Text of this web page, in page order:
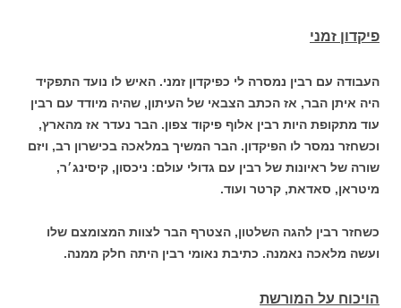
פיקדון זמני
העבודה עם רבין נמסרה לי כפיקדון זמני. האיש לו נועד התפקיד
היה איתן הבר, אז הכתב הצבאי של העיתון, שהיה מיודד עם רבין
עוד מתקופת היות רבין אלוף פיקוד צפון. הבר נעדר אז מהארץ,
וכשחזר נמסר לו הפיקדון. הבר המשיך במלאכה בכישרון רב, ויזם
שורה של ראיונות של רבין עם גדולי עולם: ניכסון, קיסינג׳ר,
מיטראן, סאדאת, קרטר ועוד.
כשחזר רבין להגה השלטון, הצטרף הבר לצוות המצומצם שלו
ועשה מלאכה נאמנה. כתיבת נאומי רבין היתה חלק ממנה.
הויכוח על המורשת